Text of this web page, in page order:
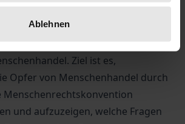
Ablehnen
liefert
Analyse der vorhandenen
Rechtsprechung zu Art. 4 EMRK
Ziel ist es,
Opfer von Menschenhandel durch
Menschenrechtskonvention
und aufzuzeigen, welche Fragen